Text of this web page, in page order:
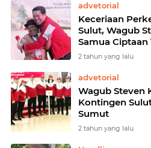
advetorial
Keceriaan
Sulut, Wagub
Samua Ciptaan
2 tahun yang lalu
advetorial
Wagub Steven
Kontingen
Sumut
2 tahun yang lalu